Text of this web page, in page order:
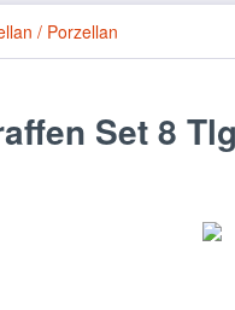
/ Porzellan
Set 8 Tlg